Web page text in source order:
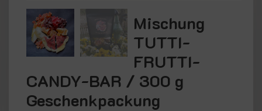
Mischung
TUTTI-
FRUTTI-
CANDY-BAR / 300 g
Geschenkpackung